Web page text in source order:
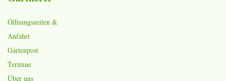
Öffnungszeiten &
Anfahrt
Gartenpost
Termine
Über uns